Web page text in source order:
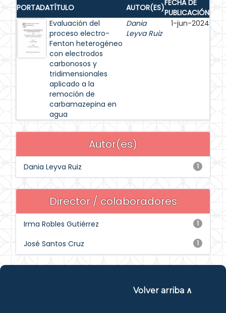
PORTADATÍTULO AUTOR(ES)FECHA DE
PUBLICACIÓN
Evaluación del
proceso electro-
Fenton heterogéneo
con electrodos
carbonosos y
tridimensionales
aplicado a la
remoción de
carbamazepina en
agua
Dania
Leyva Ruiz
1-jun-2024
Autor(es)
1
Dania Leyva Ruiz
Director / colaboradores
1
Irma Robles Gutiérrez
1
José Santos Cruz
Volver arriba ∧